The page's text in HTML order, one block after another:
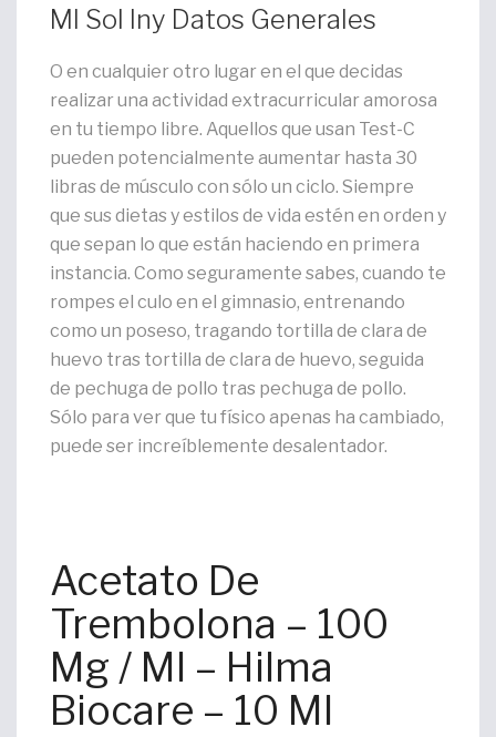
Ml Sol Iny Datos Generales
O en cualquier otro lugar en el que decidas
realizar una actividad extracurricular amorosa
en tu tiempo libre. Aquellos que usan Test-C
pueden potencialmente aumentar hasta 30
libras de músculo con sólo un ciclo. Siempre
que sus dietas y estilos de vida estén en orden y
que sepan lo que están haciendo en primera
instancia. Como seguramente sabes, cuando te
rompes el culo en el gimnasio, entrenando
como un poseso, tragando tortilla de clara de
huevo tras tortilla de clara de huevo, seguida
de pechuga de pollo tras pechuga de pollo.
Sólo para ver que tu físico apenas ha cambiado,
puede ser increíblemente desalentador.
Acetato De
Trembolona – 100
Mg / Ml – Hilma
Biocare – 10 Ml